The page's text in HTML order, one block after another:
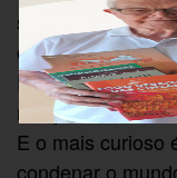
seleção. Deus
classificamos
Deus insiste em
nós já desistimos
E o mais curioso
condenar o